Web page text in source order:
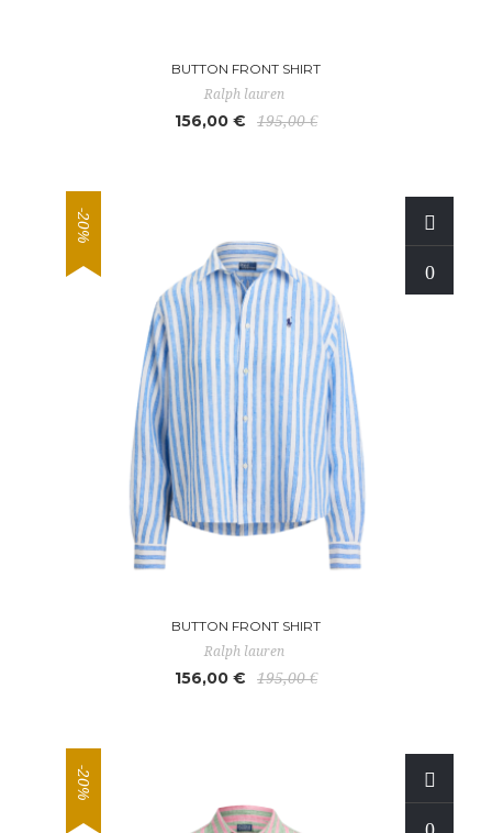
BUTTON FRONT SHIRT
Ralph lauren
156,00 € 195,00 €
-20%
BUTTON FRONT SHIRT
Ralph lauren
156,00 € 195,00 €
-20%